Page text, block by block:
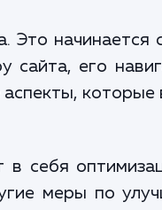
начинается
сайта, его
аспекты,
себя
меры по